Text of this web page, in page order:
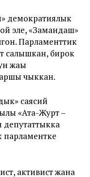
демократиялык
эле, «Замандаш»
Парламенттик
салышкан, бирок
жаңы
чыккан.
саясий
«Ата-Журт –
парламентке
активист жана